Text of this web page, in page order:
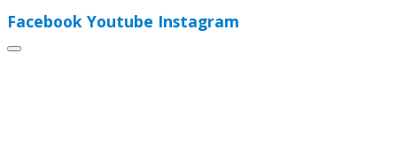
Facebook Youtube Instagram